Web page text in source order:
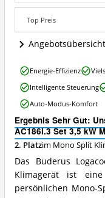
kW
Mono-
Split
Klimagerät
Angebote:
ist
diese
Mono
Split
Klimaanlage
erhältlich?
Top Preis
Angebotsübersicht
Ergebnis Sehr Gut:
AC186i.3 Set 3,5 kW
2. Platzim Mono Split
Das Buderus
Klimagerät ist
persönlichen Mono-
Buderus
Logacool
AC186i.3
Set
3,5
kW
Mono-
Split
Klimagerät
Vorteile:
Was
spricht
Energie-Effizienz
Intelligente Steuerung
Auto-Modus-Komfort